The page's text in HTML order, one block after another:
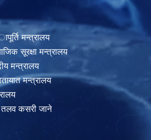
मन्त्रालय
सूरक्षा मन्त्रालय
मन्त्रालय
मन्त्रालय
कसरी जाने